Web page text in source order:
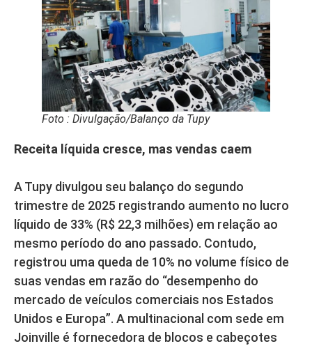
Foto : Divulgação/Balanço da Tupy
Receita líquida cresce, mas vendas caem
A Tupy divulgou seu balanço do segundo
trimestre de 2025 registrando aumento no lucro
líquido de 33% (R$ 22,3 milhões) em relação ao
mesmo período do ano passado. Contudo,
registrou uma queda de 10% no volume físico de
suas vendas em razão do “desempenho do
mercado de veículos comerciais nos Estados
Unidos e Europa”. A multinacional com sede em
Joinville é fornecedora de blocos e cabeçotes